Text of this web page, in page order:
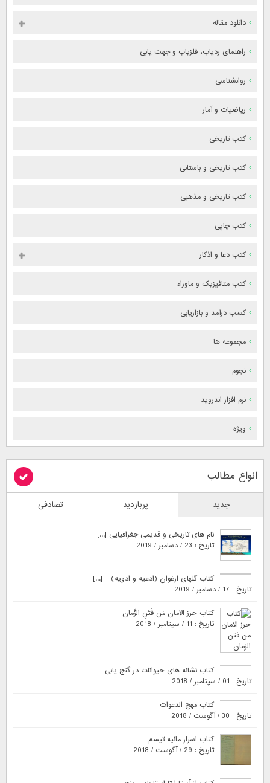
دانلود مقاله
راهنمای ردیاب، فلزیاب و جهت یابی
روانشناسی
ریاضیات و آمار
کتب تاریخی
کتب تاریخی و باستانی
کتب تاریخی و مذهبی
کتب چاپی
کتب دعا و اذکار
کتب متافیزیک و ماوراء
کسب درآمد و بازاریابی
مجموعه ها
نجوم
نرم افزار اندروید
ویژه
انواع مطالب
جدید پربازدید تصادفی
نام های تاریخی و قدیمی جغرافیایی [...]
تاریخ : 23 / دسامبر / 2019
کتاب گلهای ارغوان (ادعیه و ادویه) – [...]
تاریخ : 17 / دسامبر / 2019
کتاب حرز الامان مَن فَتَنِ الزَّمان
تاریخ : 11 / سپتامبر / 2018
کتاب نشانه های حیوانات در گنج یابی
تاریخ : 01 / سپتامبر / 2018
کتاب مهج الدعوات
تاریخ : 30 / آگوست / 2018
کتاب اسرار مانیه تیسم
تاریخ : 29 / آگوست / 2018